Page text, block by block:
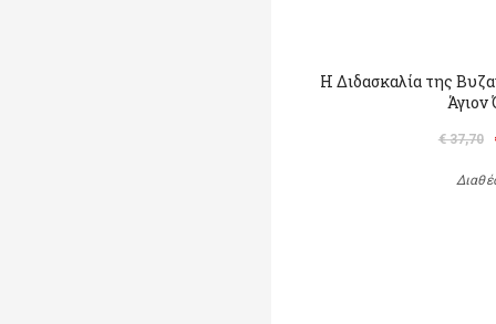
Η Διδασκαλία της
Άγιον
€ 37,70